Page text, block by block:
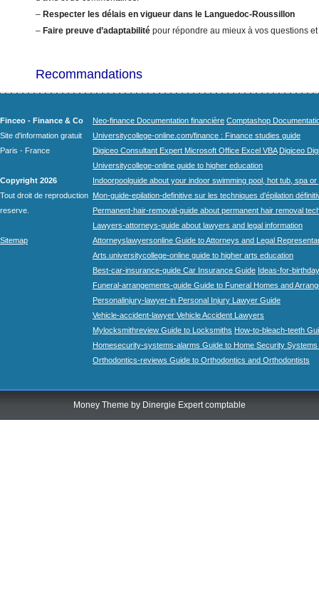
– Respecter les délais en vigueur dans le Languedoc-Roussillon
– Faire preuve d’adaptabilité pour répondre au mieux à vos questions
Recommandations
Finceo - Finance & Co
Site d'information gratuit
Paris - France
Copyright 2026
Tout droit de reproduction
reserve.
Sitemap
Neo-finance Documentation financière Comptashop
Universitycollege-online.com/finance : Finance studies guide
Digiceo Consultant Expert Microsoft Office Excel VBA Digiceo
Universitycollege-online guide to higher education
Indoorpoolguide about your indoor swimming pool, hot tub, spa
Mon-guide-epilation-definitive sur les techniques d'épilation
Permanent-hair-removal-guide about permanent hair removal
Lawyers-attorneys-guide about lawyers and legal information
Attorneyslawyersonline Guide to Attorneys and Legal
Arts.universitycollege-online guide to higher arts education
Best-car-insurance-guide Car Insurance Guide Ideas-for-
Funeral-arrangements-guide Guide to Funeral Homes and
Personalinjury-lawyer-in Personal Injury Lawyer Guide
Vehicle-accident-lawyer Vehicle Accident Lawyers
Mylocksmithreview Guide to Locksmiths How-to-bleach-teeth
Homesecurity-systems-alarms Guide to Home Security Systems
Orthodontics-reviews Guide to Orthodontics and Orthodontists
Money Theme by Dinergie Expert comptable